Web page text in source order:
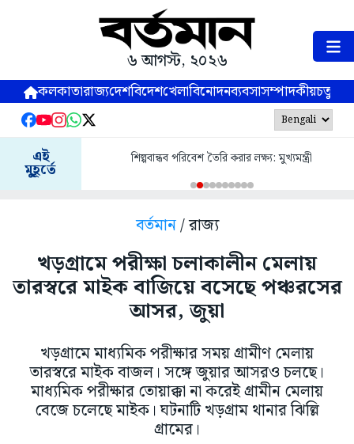
৬ আগস্ট, ২০২৬
কলকাতারাজ্যদেশবিদেশখেলাবিনোদনব্যবসাসম্পাদকীয়
এই
মুহূর্তে
শিল্পবান্ধব পরিবেশ তৈরি করার লক্ষ্য: মুখ্যমন্ত্রী
বর্তমান/ রাজ্য
খড়গ্রামে পরীক্ষা চলাকালীন মেলায়
তারস্বরে মাইক বাজিয়ে বসেছে পঞ্চরসের
আসর, জুয়া
খড়গ্রামে মাধ্যমিক পরীক্ষার সময় গ্রামীণ মেলায়
তারস্বরে মাইক বাজল। সঙ্গে জুয়ার আসরও চলছে।
মাধ্যমিক পরীক্ষার তোয়াক্কা না করেই গ্রামীন মেলায়
বেজে চলেছে মাইক। ঘটনাটি খড়গ্রাম থানার ঝিল্লি
গ্রামের।